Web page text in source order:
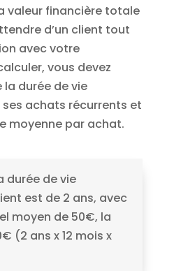
valeur financière totale
d’un client tout
avec votre
vous devez
durée de vie
achats récurrents et
moyenne par achat.
durée de vie
est de 2 ans, avec
moyen de 50€, la
(2 ans x 12 mois x